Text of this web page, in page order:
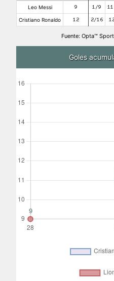
Leo Messi 9 1/9
Cristiano Ronaldo 12 2/16
Fuente: Opta™
Goles